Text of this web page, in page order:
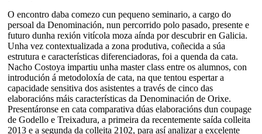
O encontro daba comezo cun pequeno seminario, a cargo do
persoal da Denominación, nun percorrido polo pasado, presente e
futuro dunha rexión vitícola moza aínda por descubrir en Galicia.
Unha vez contextualizada a zona produtiva, coñecida a súa
estrutura e características diferenciadoras, foi a quenda da cata.
Nacho Costoya impartiu unha master class entre os alumnos, con
introdución á metodoloxía de cata, na que tentou espertar a
capacidade sensitiva dos asistentes a través de cinco das
elaboracións máis características da Denominación de Orixe.
Presentáronse en cata comparativa dúas elaboracións dun coupage
de Godello e Treixadura, a primeira da recentemente saída colleita
2013 e a segunda da colleita 2102, para así analizar a excelente